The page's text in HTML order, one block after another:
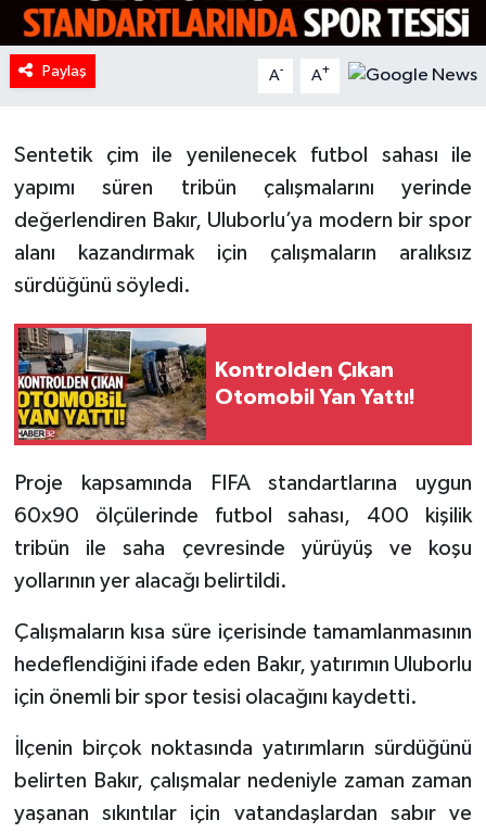
Paylaş A- A+
Sentetik çim ile yenilenecek futbol sahası ile
yapımı süren tribün çalışmalarını yerinde
değerlendiren Bakır, Uluborlu’ya modern bir spor
alanı kazandırmak için çalışmaların aralıksız
sürdüğünü söyledi.
Kontrolden Çıkan
Otomobil Yan Yattı!
Proje kapsamında FIFA standartlarına uygun
60x90 ölçülerinde futbol sahası, 400 kişilik
tribün ile saha çevresinde yürüyüş ve koşu
yollarının yer alacağı belirtildi.
Çalışmaların kısa süre içerisinde tamamlanmasının
hedeflendiğini ifade eden Bakır, yatırımın Uluborlu
için önemli bir spor tesisi olacağını kaydetti.
İlçenin birçok noktasında yatırımların sürdüğünü
belirten Bakır, çalışmalar nedeniyle zaman zaman
yaşanan sıkıntılar için vatandaşlardan sabır ve
MAGAZİN
POLİTİKA
RESMİ İLANLAR
Spor
Tarihi Yapılarımız
Teknoloji
Türkiye
Yerel
Künye